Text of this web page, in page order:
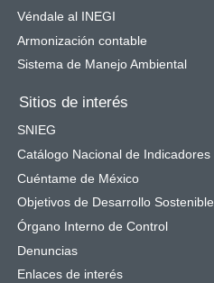
Véndale al INEGI
Armonización contable
Sistema de Manejo Ambiental
Sitios de interés
SNIEG
Catálogo Nacional de Indicadores
Cuéntame de México
Objetivos de Desarrollo Sostenible
Órgano Interno de Control
Denuncias
Enlaces de interés